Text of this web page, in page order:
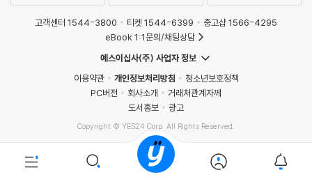
고객센터 1544-3800 티켓 1544-6399
중고샵 1566-4295
eBook 1:1문의/채팅상담
예스이십사(주) 사업자 정보
이용약관
개인정보처리방침
청소년보호정책
PC버전
회사소개
거래처관계자께
도서홍보
광고
Copyright © YES24 Corp. All Rights Reserved.